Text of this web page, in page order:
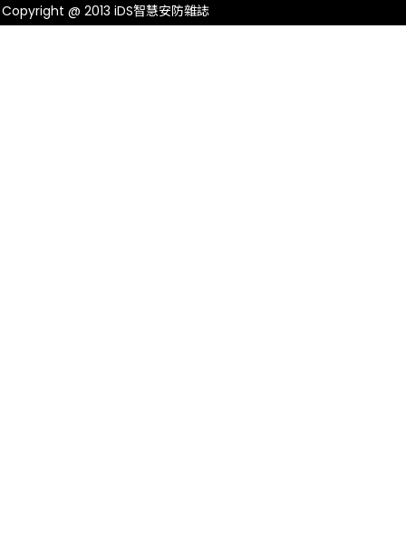
Copyright @ 2013 iDS智慧安防雜誌